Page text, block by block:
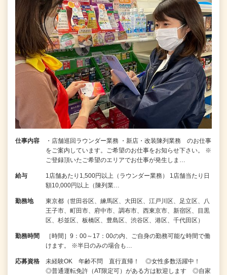
仕事内容
・店舗巡回ラウンダー業務 ・新店・改装陳列業務 のお仕事
をご案内しています。ご希望のお仕事をお知らせ下さい。 ※
ご登録頂いたご希望のエリアでお仕事が発生しま…
給与
1店舗あたり1,500円以上（ラウンダー業務） 1店舗当たり日
額10,000円以上（陳列業…
勤務地
東京都（世田谷区、練馬区、大田区、江戸川区、足立区、八
王子市、町田市、府中市、調布市、西東京市、新宿区、目黒
区、杉並区、板橋区、豊島区、渋谷区、港区、千代田区）
勤務時間
［時間］9：00～17：00の内、ご自身の勤務可能な時間で働
けます。 ※半日のみの場合も…
応募資格
未経験OK 年齢不問 直行直帰！ ◎女性多数活躍中！
◎普通運転免許（AT限定可）がある方は歓迎します ◎自家